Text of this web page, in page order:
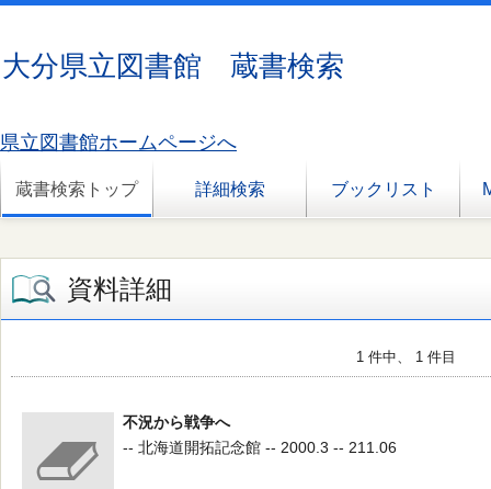
大分県立図書館 蔵書検索
県立図書館ホームページへ
蔵書検索トップ 詳細検索 ブックリスト
資料詳細
1 件中、 1 件目
不況から戦争へ
-- 北海道開拓記念館 -- 2000.3 -- 211.06